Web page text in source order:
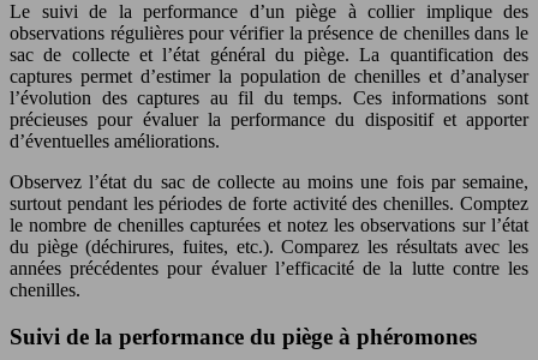
Le suivi de la performance d’un piège à collier implique des
observations régulières pour vérifier la présence de chenilles dans le
sac de collecte et l’état général du piège. La quantification des
captures permet d’estimer la population de chenilles et d’analyser
l’évolution des captures au fil du temps. Ces informations sont
précieuses pour évaluer la performance du dispositif et apporter
d’éventuelles améliorations.
Observez l’état du sac de collecte au moins une fois par semaine,
surtout pendant les périodes de forte activité des chenilles. Comptez
le nombre de chenilles capturées et notez les observations sur l’état
du piège (déchirures, fuites, etc.). Comparez les résultats avec les
années précédentes pour évaluer l’efficacité de la lutte contre les
chenilles.
Suivi de la performance du piège à phéromones